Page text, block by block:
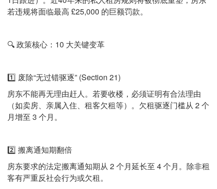
若违规将面临最高 £25,000 的巨额罚款。
🔍 政策核心：10 大关键变革
1️⃣ 废除“无过错驱逐” (Section 21)
房东不能再无理由赶人。若要收楼，必须证明有合法理由
（如卖房、亲属入住、租客欠租等）。欠租驱逐门槛从 2 个
月增至 3 个月。
2️⃣ 搬离通知期翻倍
房东要求的法定搬离通知期从 2 个月延长至 4 个月。除非租
客有严重反社会行为或欠租。